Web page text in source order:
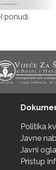
ponudi
Politika
Javne
Javni
Pristup